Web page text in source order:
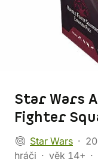
Star Wars
Fighter
Star Wars
hráči
věk 14+